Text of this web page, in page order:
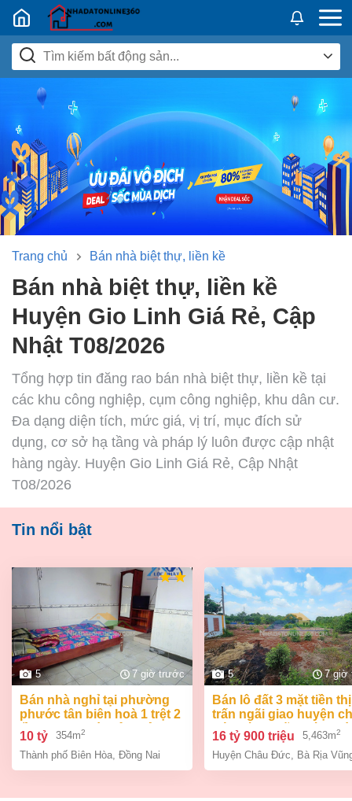
Nhadatban24h.vn
Trang chủ Bán nhà biệt thự, liền kề
Bán nhà biệt thự, liền kề
Huyện Gio Linh Giá Rẻ, Cập
Nhật T08/2026
Tổng hợp tin đăng rao bán nhà biệt thự, liền kề tại
các khu công nghiệp, cụm công nghiệp, khu dân cư.
Đa dạng diện tích, mức giá, vị trí, mục đích sử
dụng, cơ sở hạ tầng và pháp lý luôn được cập nhật
hàng ngày. Huyện Gio Linh Giá Rẻ, Cập Nhật
T08/2026
Tin nổi bật
5 7 giờ trước
bán nhà nghỉ tại phường
phước tân biên hoà 1 trệt 2
lầu 354m2 giá chỉ 10 tỷ
10 tỷ 354m2
Thành phố Biên Hòa Đồng Nai
5 7 giờ
bán lô đất 3 mặt tiền thị
trấn ngãi giao huyện
đức bà rịa vũng tàu giá
tỷ 9
16 tỷ 900 triệu 5,463m2
Huyện Châu Đức Bà Rịa